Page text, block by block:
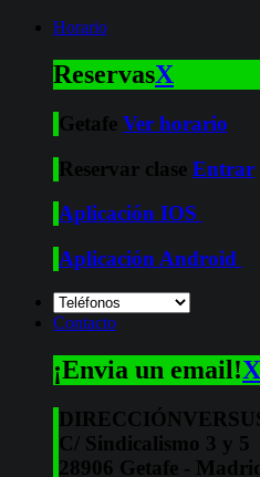
Horario
ReservasX
Getafe Ver horario
Reservar clase Entrar
Aplicación IOS
Aplicación Android
Contacto
¡Envia un email!X
DIRECCIÓN
C/ Sindicalismo 3 y 5
28906 Getafe -